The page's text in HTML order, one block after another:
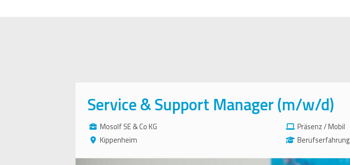
Service & Support Manager (m/w/d)
Mosolf SE & Co KG
Kippenheim
Präsenz / Mobil
Berufserfahrung